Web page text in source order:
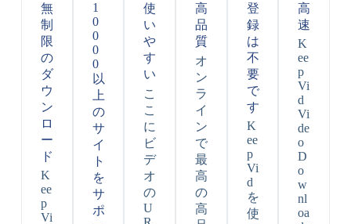
無
制
限
の
ダ
ウ
ン
ロ
ー
ド
K
ee
p
Vi
1
0
0
0
0
以
上
の
サ
イ
ト
を
サ
ポ
使
い
や
す
い
こ
こ
に
ビ
デ
オ
の
U
高
品
質
オ
ン
ラ
イ
ン
で
最
高
の
高
登
録
は
不
要
で
す
K
ee
p
Vi
d
を
使
高
速
K
ee
p
Vi
d
Vi
de
o
D
o
w
nl
oa